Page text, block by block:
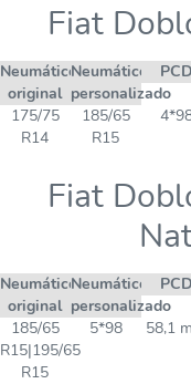
Fiat
Neumático
original
Neumático
personalizado
PCD
175/75
R14
185/65
R15
Fiat
Neumático
original
Neumático
personalizado
PCD
185/65
R15|195/65
R15
5*98 58,1